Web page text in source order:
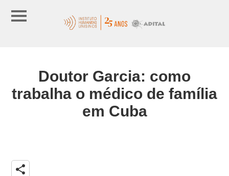
Doutor Garcia: como
trabalha o médico de família
em Cuba
share